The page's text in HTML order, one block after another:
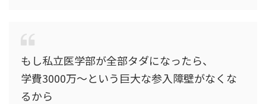
もし私立医学部が全部タダになったら、
学費3000万〜という巨大な参入障壁がなくな
るから